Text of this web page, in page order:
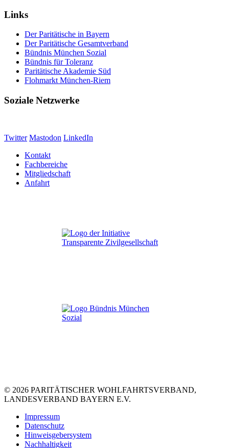
Links
Der Paritätische in Bayern
Der Paritätische Gesamtverband
Bündnis München Sozial
Bündnis für Toleranz
Paritätische Akademie Süd
Flohmarkt München-Riem
Soziale Netzwerke
Twitter Mastodon LinkedIn
Kontakt
Fachbereiche
Mitgliedschaft
Anfahrt
© 2026 PARITÄTISCHER WOHLFAHRTSVERBAND,
LANDESVERBAND BAYERN E.V.
Impressum
Datenschutz
Hinweisgebersystem
Nachhaltigkeit